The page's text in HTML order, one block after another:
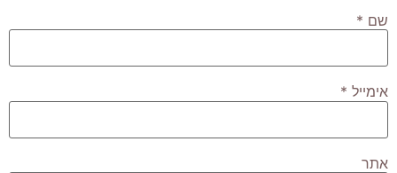
שם *
אימייל *
אתר